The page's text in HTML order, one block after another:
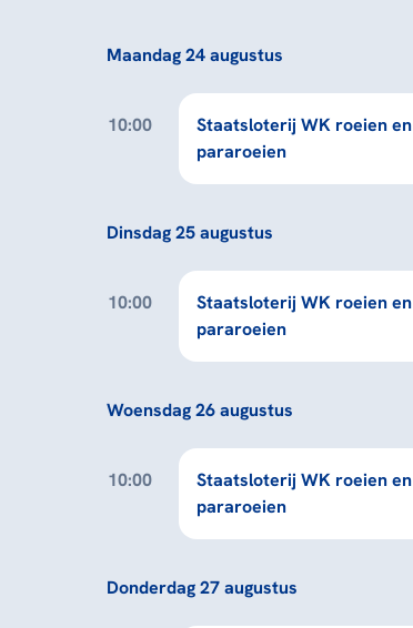
Maandag 24 augustus
10:00
Staatsloterij WK roeien en
pararoeien
Dinsdag 25 augustus
10:00
Staatsloterij WK roeien en
pararoeien
Woensdag 26 augustus
10:00
Staatsloterij WK roeien en
pararoeien
Donderdag 27 augustus